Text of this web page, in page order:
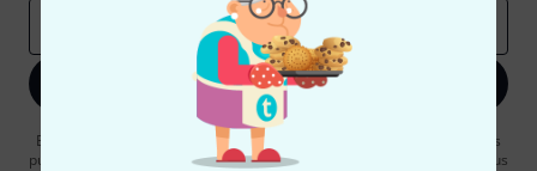
S'inscrire maintenant
En cliquant sur "S'inscrire maintenant", vous acceptez de recevoir des
publicités par e-mail. La désinscription est possible à tout moment. Vous